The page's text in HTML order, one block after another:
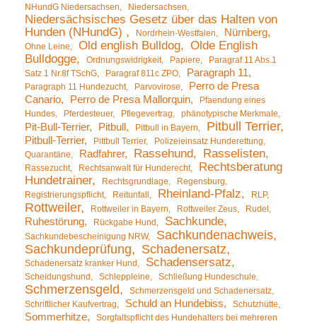
NHundG Niedersachsen
Niedersachsen
Niedersächsisches Gesetz über das Halten von
Hunden (NHundG)
Nordrhein-Westfalen Nürnberg
Ohne Leine Old english Bulldog
Olde English
Bulldogge
Ordnungswidrigkeit Papiere
Paragraf 11 Abs.1
Satz 1 Nr.8f TSchG
Paragraf 811c ZPO Paragraph 11
Paragraph 11 Hundezucht Parvovirose
Perro de Presa
Canario
Perro de Presa Mallorquin
Pfaendung eines
Hundes
Pferdesteuer Pflegevertrag phänotypische Merkmale
Pit-Bull-Terrier Pitbull Pitbull in Bayern Pitbull Terrier
Pitbull-Terrier Pittbull Terrier
Polizeieinsatz Hunderettung
Quarantäne
Radfahrer Rassehund Rasselisten
Rassezucht Rechtsanwalt für Hunderecht
Rechtsberatung
Hundetrainer
Rechtsgrundlage
Regensburg
Registrierungspflicht
Reitunfall Rheinland-Pfalz RLP
Rottweiler Rottweiler in Bayern Rottweiler Zeus Rudel
Ruhestörung Rückgabe Hund Sachkunde
Sachkundebescheinigung NRW
Sachkundenachweis
Sachkundeprüfung
Schadenersatz
Schadenersatz kranker Hund Schadensersatz
Scheidungshund Schleppleine Schließung Hundeschule
Schmerzensgeld
Schmerzensgeld und Schadenersatz
Schriftlicher Kaufvertrag
Schuld an Hundebiss Schutzhütte
Sommerhitze
Sorgfaltspflicht des Hundehalters bei mehreren